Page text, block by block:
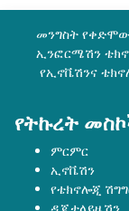
መንግስት የቀድሞው
ኢንፎርሜሽን
የኢኖቬሽንና
የትኩረት
ምርምር
ኢኖቬሽን
የቴክኖሎጂ